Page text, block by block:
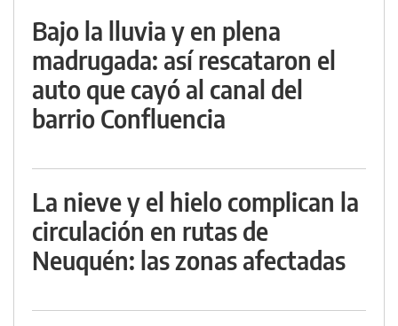
Bajo la lluvia y en plena
madrugada: así rescataron el
auto que cayó al canal del
barrio Confluencia
La nieve y el hielo complican la
circulación en rutas de
Neuquén: las zonas afectadas